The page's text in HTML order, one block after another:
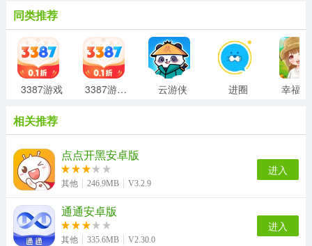
同类推荐
3387游戏 3387游戏盒子 云游侠 进圈
相关推荐
点点开黑安卓版
其他 246.9MB V3.2.9
进入
通通安卓版
其他 335.6MB V2.30.0
进入